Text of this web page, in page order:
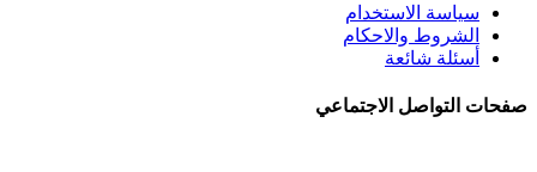
سياسة الاستخدام
الشروط والاحكام
أسئلة شائعة
صفحات التواصل الاجتماعي